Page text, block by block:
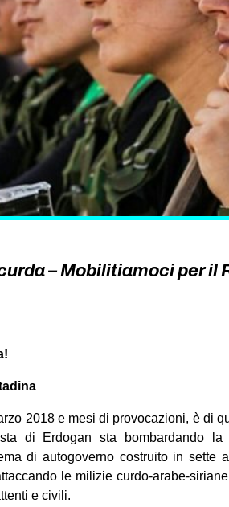
– Mobilitiamoci per il
2018 e mesi di provocazioni, è di
di Erdogan sta bombardando
di autogoverno costruito in sette
le milizie curdo-arabe-
e civili.